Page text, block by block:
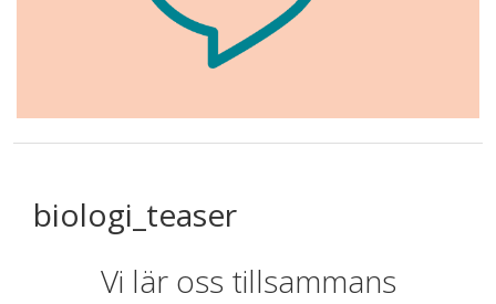
biologi_teaser
Vi lär oss tillsammans